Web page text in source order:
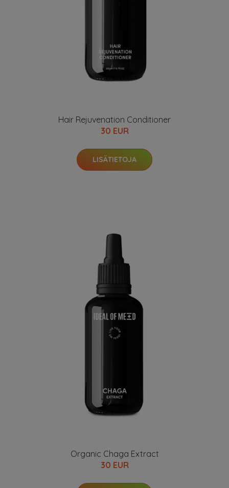
Hair Rejuvenation Conditioner
30 EUR
LISÄTIETOJA
Organic Chaga Extract
30 EUR